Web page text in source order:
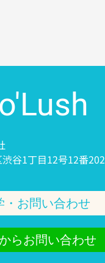
谷1丁目12号12番202
お問い合わせ
らお問い合わせ